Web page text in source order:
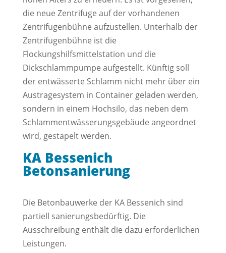
die neue Zentrifuge auf der vorhandenen
Zentrifugenbühne aufzustellen. Unterhalb der
Zentrifugenbühne ist die
Flockungshilfsmittelstation und die
Dickschlammpumpe aufgestellt. Künftig soll
der entwässerte Schlamm nicht mehr über ein
Austragesystem in Container geladen werden,
sondern in einem Hochsilo, das neben dem
Schlammentwässerungsgebäude angeordnet
wird, gestapelt werden.
KA Bessenich
Betonsanierung
Die Betonbauwerke der KA Bessenich sind
partiell sanierungsbedürftig. Die
Ausschreibung enthält die dazu erforderlichen
Leistungen.